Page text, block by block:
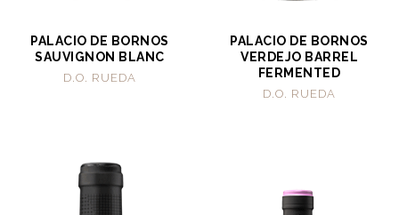
PALACIO DE BORNOS
SAUVIGNON BLANC
D.O. RUEDA
PALACIO DE BORNOS
VERDEJO BARREL
FERMENTED
D.O. RUEDA